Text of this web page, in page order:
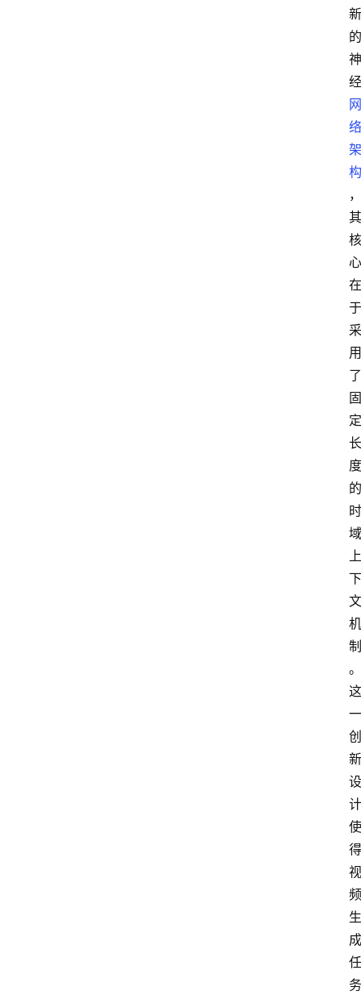
新
的
神
经
网
络
架
构
，
其
核
心
在
于
采
用
了
固
定
长
度
的
时
域
上
下
文
机
制
。
这
一
创
新
设
计
使
得
视
频
生
成
任
务